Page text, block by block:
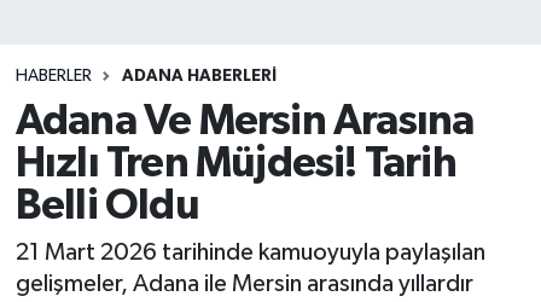
HABERLER ADANA HABERLERI
Adana Ve Mersin Arasına
Hızlı Tren Müjdesi! Tarih
Belli Oldu
21 Mart 2026 tarihinde kamuoyuyla paylaşılan
gelişmeler, Adana ile Mersin arasında yıllardır
Eğitim
Siyaset
Kadın
Tüm Manşetler
Son Dakika Haberleri